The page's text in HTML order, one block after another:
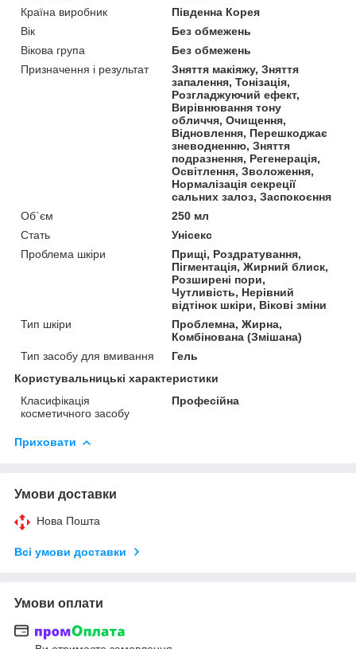
Країна виробник
Південна Корея
Вік
Без обмежень
Вікова група
Без обмежень
Призначення і результат
Зняття макіяжу, Зняття
запалення, Тонізація,
Розгладжуючий ефект,
Вирівнювання тону
обличчя, Очищення,
Відновлення, Перешкоджає
зневодненню, Зняття
подразнення, Регенерація,
Освітлення, Зволоження,
Нормалізація секреції
сальних залоз, Заспокоєння
Об`єм
250 мл
Стать
Унісекс
Проблема шкіри
Прищі, Роздратування,
Пігментація, Жирний блиск,
Розширені пори,
Чутливість, Нерівний
відтінок шкіри, Вікові зміни
Тип шкіри
Проблемна, Жирна,
Комбінована (Змішана)
Тип засобу для вмивання
Гель
Користувальницькі характеристики
Класифікація
косметичного засобу
Професійна
Приховати
Умови доставки
Нова Пошта
Всі умови доставки
Умови оплати